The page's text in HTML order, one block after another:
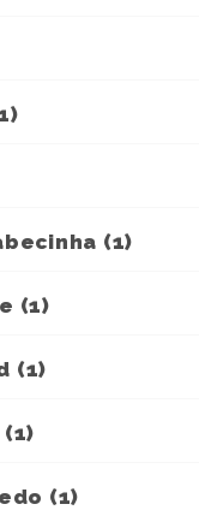
(1)
(1)
(1)
(1)